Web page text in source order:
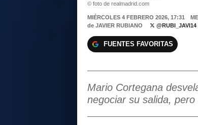
© foto de realmadrid.com
MIÉRCOLES 4 FEBRERO 2026, 17:31
de JAVIER RUBIANO @RUBI_JAVI14
FUENTES FAVORITAS
Mario Cortegana
negociar su salida,